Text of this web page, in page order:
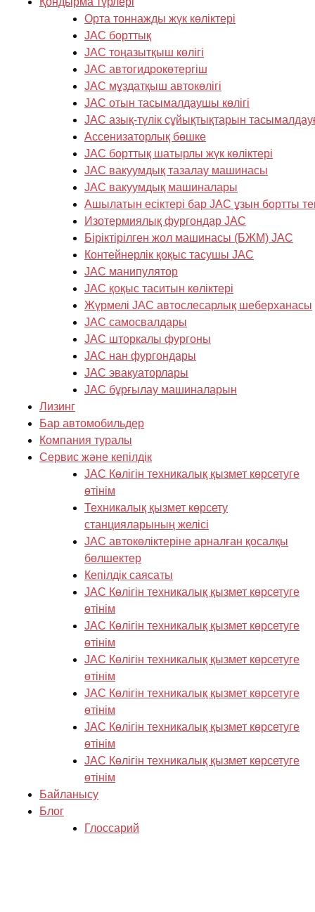
Орта тоннажды жүк көліктері
JAC борттық
JAC тоңазытқыш көлігі
JAC автогидрокөтергіш
JAC мұздатқыш автокөлігі
JAC отын тасымалдаушы көлігі
JAC азық-түлік сұйықтықтарын
Ассенизаторлық бөшке
JAC борттық шатырлы жүк көліктері
JAC вакуумдық тазалау машинасы
JAC вакуумдық машиналары
Ашылатын есіктері бар JAC ұзын бортты
Изотермиялық фургондар JAC
Біріктірілген жол машинасы (БЖМ) JAC
Контейнерлік қоқыс тасушы JAC
JAC манипулятор
JAC қоқыс таситын көліктері
Жүрмелі JAC автослесарлық шеберханасы
JAC самосвалдары
JAC шторкалы фургоны
JAC нан фургондары
JAC эвакуаторлары
JAC бұрғылау машиналарын
Лизинг
Бар автомобильдер
Компания туралы
Cервис және кепілдік
JAC Көлігін техникалық қызмет көрсетуге
өтінім
Техникалық қызмет көрсету
станцияларының желісі
JAC автокөліктеріне арналған қосалқы
бөлшектер
Кепілдік саясаты
JAC Көлігін техникалық қызмет көрсетуге
өтінім
JAC Көлігін техникалық қызмет көрсетуге
өтінім
JAC Көлігін техникалық қызмет көрсетуге
өтінім
JAC Көлігін техникалық қызмет көрсетуге
өтінім
JAC Көлігін техникалық қызмет көрсетуге
өтінім
JAC Көлігін техникалық қызмет көрсетуге
өтінім
Байланысу
Блог
Глоссарий